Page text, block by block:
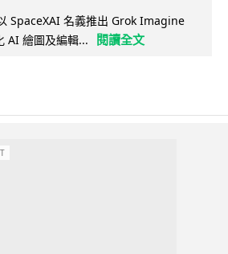
SpaceXAI 名義推出 Grok Imagine
AI 繪圖及編輯...
閱讀全文